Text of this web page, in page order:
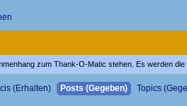
zum Thank-O-Matic stehen. Es werden die
(Erhalten) Posts (Gegeben) Topics